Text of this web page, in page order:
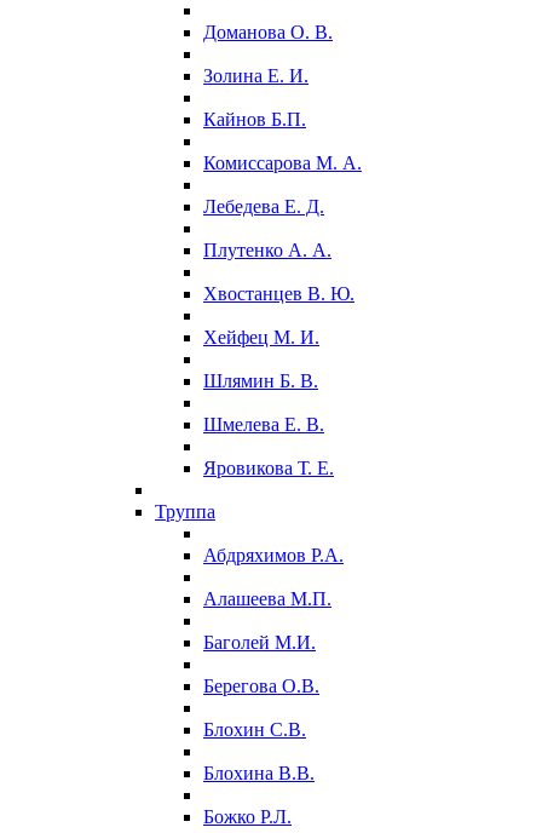
Доманова О. В.
Золина Е. И.
Кайнов Б.П.
Комиссарова М. А.
Лебедева Е. Д.
Плутенко А. А.
Хвостанцев В. Ю.
Хейфец М. И.
Шлямин Б. В.
Шмелева Е. В.
Яровикова Т. Е.
Труппа
Абдряхимов Р.А.
Алашеева М.П.
Баголей М.И.
Берегова О.В.
Блохин С.В.
Блохина В.В.
Божко Р.Л.